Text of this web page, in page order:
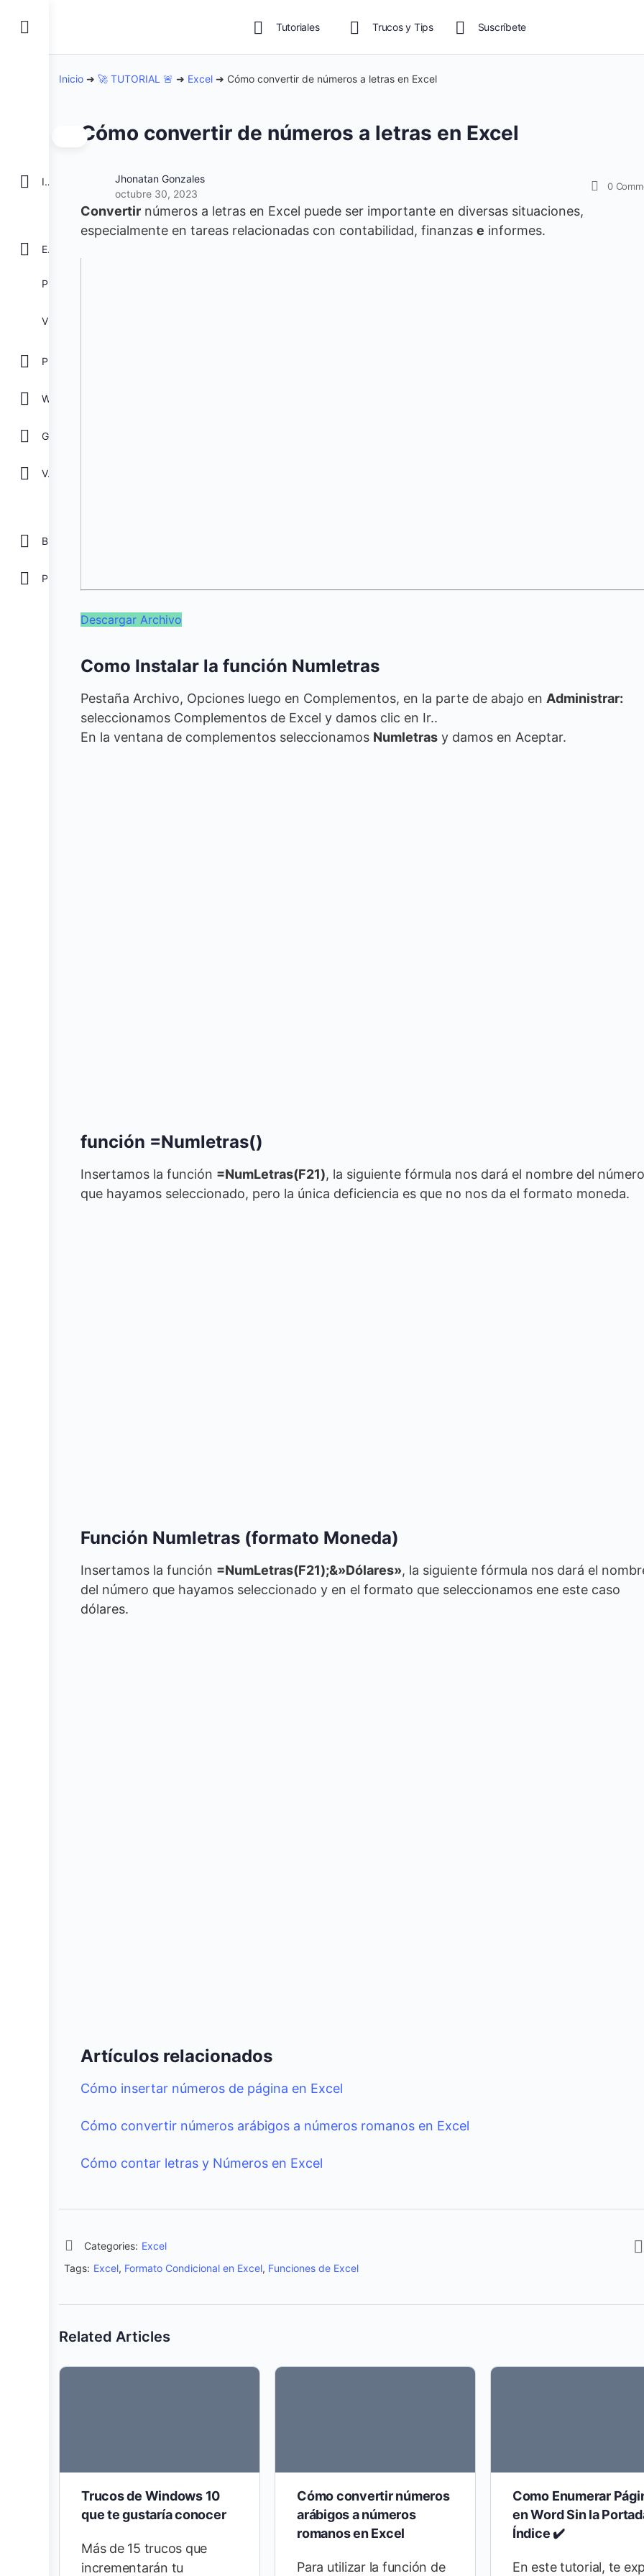
INICIO
EXCEL
VBA para Macros
GOOGLE
Ver todos
Biblioteca
Tutoriales Trucos y Tips Suscríbete
Inicio ➜ 🚀 TUTORIAL 🚨 ➜ Excel ➜ Cómo convertir de números a letras en Excel
Cómo convertir de números a letras en Excel
Jhonatan Gonzales
octubre 30, 2023
0
Convertir números a letras en Excel puede ser importante en diversas situaciones,
especialmente en tareas relacionadas con contabilidad, finanzas e informes.
Descargar Archivo
Como Instalar la función Numletras
Pestaña Archivo, Opciones luego en Complementos, en la parte de abajo en Administrar:
seleccionamos Complementos de Excel y damos clic en Ir..
En la ventana de complementos seleccionamos Numletras y damos en Aceptar.
función =Numletras()
Insertamos la función =NumLetras(F21), la siguiente fórmula nos dará el nombre del número
que hayamos seleccionado, pero la única deficiencia es que no nos da el formato moneda.
Función Numletras (formato Moneda)
Insertamos la función =NumLetras(F21);&»Dólares», la siguiente fórmula nos dará el
del número que hayamos seleccionado y en el formato que seleccionamos ene este caso
dólares.
Artículos relacionados
Cómo insertar números de página en Excel
Cómo convertir números arábigos a números romanos en Excel
Cómo contar letras y Números en Excel
Categories: Excel
Tags: Excel, Formato Condicional en Excel, Funciones de Excel
Related Articles
Trucos de Windows 10
que te gustaría conocer
Más de 15 trucos que
incrementarán tu
Cómo convertir números
arábigos a números
romanos en Excel
Para utilizar la función de
Como Enumerar
en Word Sin la
Índice ✔️
En este tutorial, te